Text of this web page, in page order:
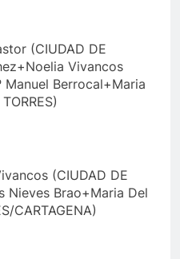
(CIUDAD DE
Vivancos
Manuel Berrocal+Maria
(CIUDAD DE
Nieves Brao+Maria Del
CARTAGENA)